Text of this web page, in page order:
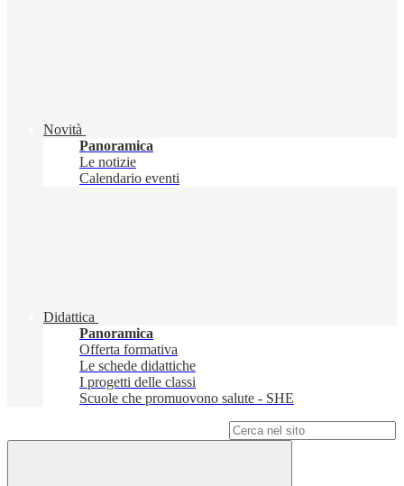
Novità
Panoramica
Le notizie
Calendario eventi
Didattica
Panoramica
Offerta formativa
Le schede didattiche
I progetti delle classi
Scuole che promuovono salute - SHE